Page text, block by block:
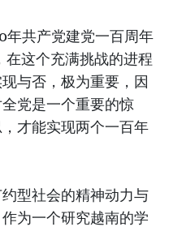
年共产党建党一百周年
这个充满挑战的进程
与否，极为重要，因
党是一个重要的惊
才能实现两个一百年
型社会的精神动力与
为一个研究越南的学